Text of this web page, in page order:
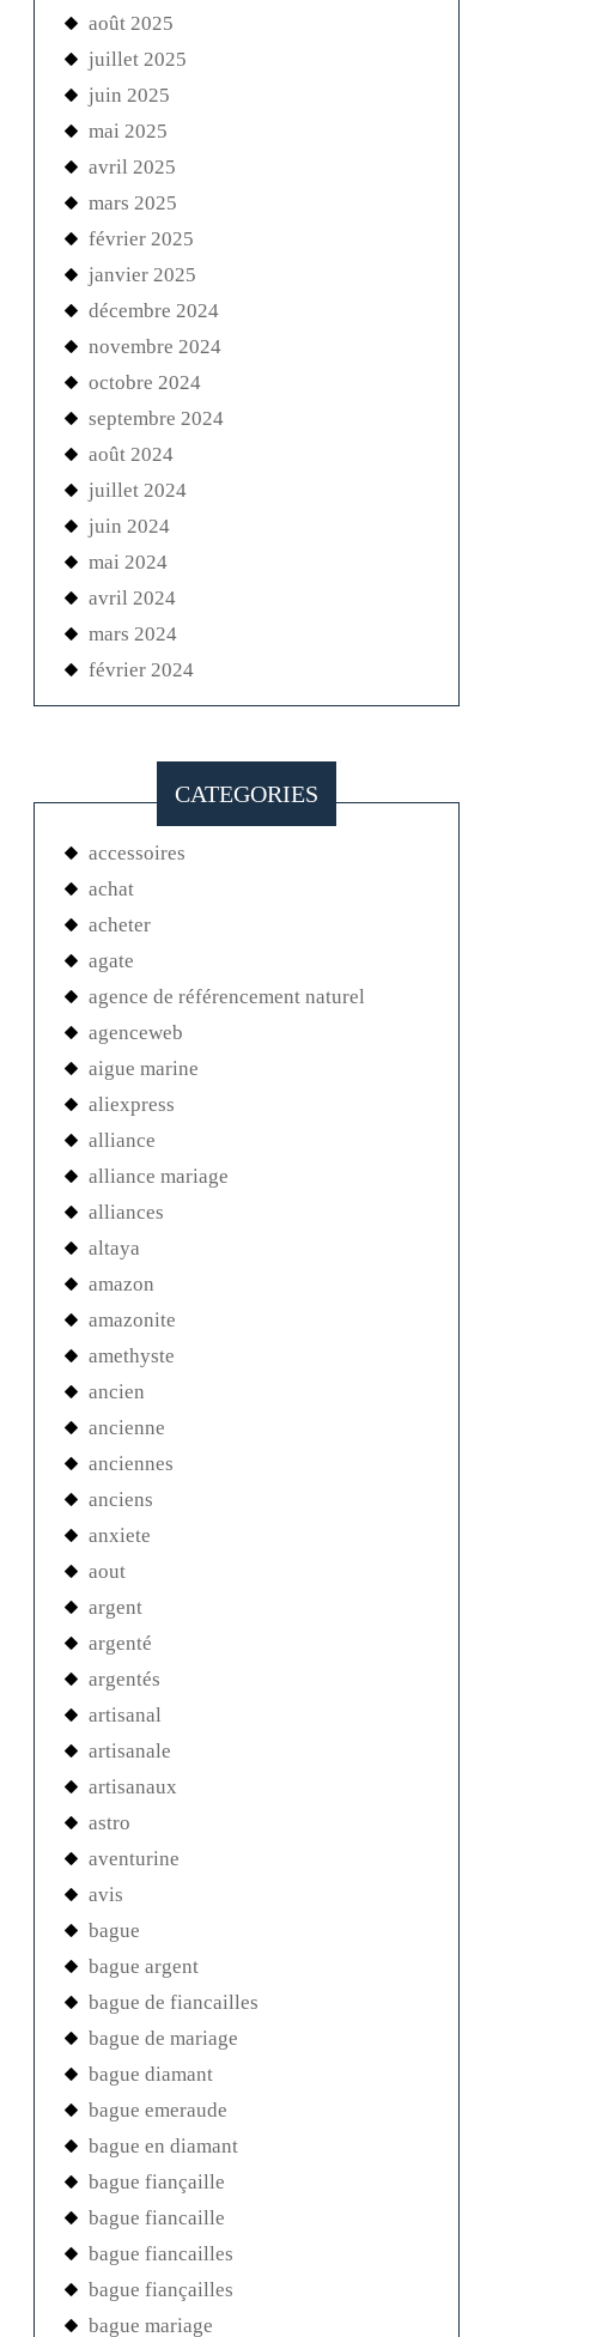
août 2025
juillet 2025
juin 2025
mai 2025
avril 2025
mars 2025
février 2025
janvier 2025
décembre 2024
novembre 2024
octobre 2024
septembre 2024
août 2024
juillet 2024
juin 2024
mai 2024
avril 2024
mars 2024
février 2024
CATEGORIES
accessoires
achat
acheter
agate
agence de référencement naturel
agenceweb
aigue marine
aliexpress
alliance
alliance mariage
alliances
altaya
amazon
amazonite
amethyste
ancien
ancienne
anciennes
anciens
anxiete
aout
argent
argenté
argentés
artisanal
artisanale
artisanaux
astro
aventurine
avis
bague
bague argent
bague de fiancailles
bague de mariage
bague diamant
bague emeraude
bague en diamant
bague fiançaille
bague fiancaille
bague fiancailles
bague fiançailles
bague mariage